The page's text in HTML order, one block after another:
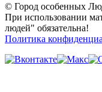
© Город особенных
При использовании
людей" обязательна!
Политика